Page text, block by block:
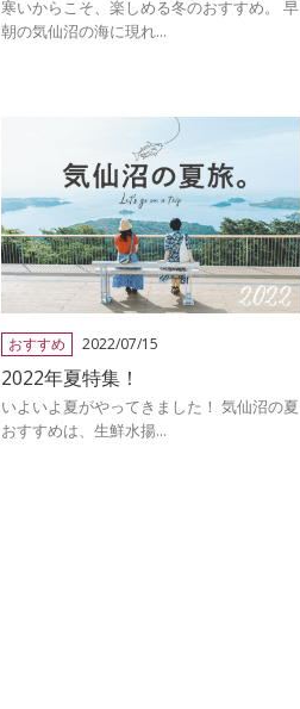
寒いからこそ、楽しめる冬のおすすめ。 早
朝の気仙沼の海に現れ...
おすすめ 2022/07/15
2022年夏特集！
いよいよ夏がやってきました！ 気仙沼の夏
おすすめは、生鮮水揚...